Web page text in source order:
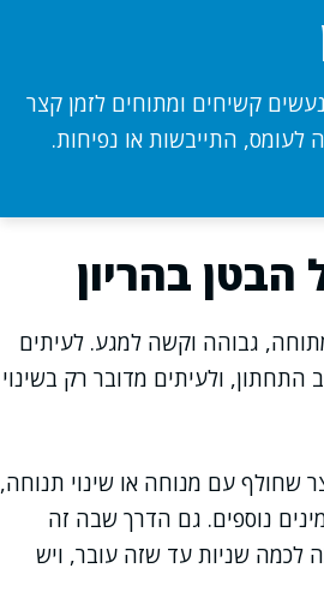
קשיחים ומתוחים לזמן קצר
לעומס, התייבשות או נפיחות.
בהריון
גבוהה וקשה למגע. לעיתים
התחתון, ולעיתים מדובר רק בשינוי
שחולף עם מנוחה או שינוי תנוחה,
נוספים. גם הדרך שבה זה
לכמה שניות עד שזה עובר, ויש